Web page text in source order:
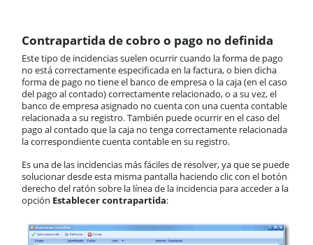
Contrapartida de cobro o pago no definida
Este tipo de incidencias suelen ocurrir cuando la forma de pago
no está correctamente especificada en la factura, o bien dicha
forma de pago no tiene el banco de empresa o la caja (en el caso
del pago al contado) correctamente relacionado, o a su vez, el
banco de empresa asignado no cuenta con una cuenta contable
relacionada a su registro. También puede ocurrir en el caso del
pago al contado que la caja no tenga correctamente relacionada
la correspondiente cuenta contable en su registro.
Es una de las incidencias más fáciles de resolver, ya que se puede
solucionar desde esta misma pantalla haciendo clic con el botón
derecho del ratón sobre la línea de la incidencia para acceder a la
opción Establecer contrapartida: